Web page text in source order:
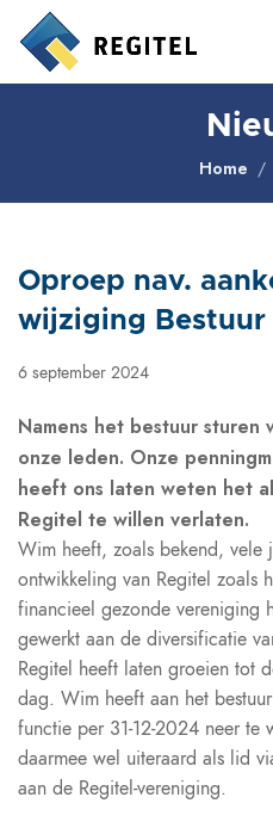
Home
Oproep nav.
wijziging Bestuur
6 september 2024
Namens het bestuur
onze leden. Onze
heeft ons laten weten het
Regitel te willen verlaten.
Wim heeft, zoals bekend, vele
ontwikkeling van Regitel zoals
financieel gezonde vereniging
gewerkt aan de diversificatie
Regitel heeft laten groeien tot
dag. Wim heeft aan het
functie per 31-12-2024 neer
daarmee wel uiteraard als lid
aan de Regitel-vereniging.